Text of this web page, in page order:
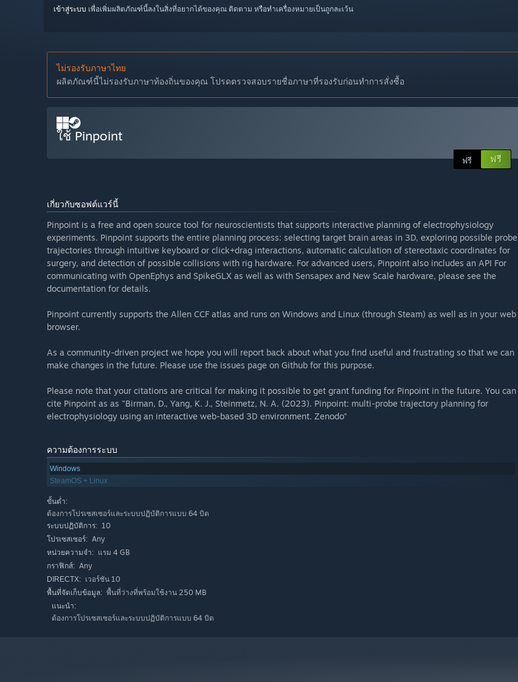
เข้าสู่ระบบ เพื่อเพิ่มผลิตภัณฑ์นี้ลงในสิ่งที่อยากได้ของคุณ ติดตาม หรือทำเครื่องหมายเป็นถูกละเว้น
ไม่รองรับภาษาไทย
ผลิตภัณฑ์นี้ไม่รองรับภาษาท้องถิ่นของคุณ โปรดตรวจสอบรายชื่อภาษาที่รองรับก่อนทำการสั่งซื้อ
ใช้ Pinpoint
ฟรี ฟรี
เกี่ยวกับซอฟต์แวร์นี้
Pinpoint is a free and open source tool for neuroscientists that supports interactive planning of electrophysiology
experiments. Pinpoint supports the entire planning process: selecting target brain areas in 3D, exploring possible probe
trajectories through intuitive keyboard or click+drag interactions, automatic calculation of stereotaxic coordinates for
surgery, and detection of possible collisions with rig hardware. For advanced users, Pinpoint also includes an API For
communicating with OpenEphys and SpikeGLX as well as with Sensapex and New Scale hardware, please see the
documentation for details.
Pinpoint currently supports the Allen CCF atlas and runs on Windows and Linux (through Steam) as well as in your web
browser.
As a community-driven project we hope you will report back about what you find useful and frustrating so that we can
make changes in the future. Please use the issues page on Github for this purpose.
Please note that your citations are critical for making it possible to get grant funding for Pinpoint in the future. You can
cite Pinpoint as as "Birman, D., Yang, K. J., Steinmetz, N. A. (2023). Pinpoint: multi-probe trajectory planning for
electrophysiology using an interactive web-based 3D environment. Zenodo"
ความต้องการระบบ
Windows
SteamOS + Linux
ขั้นต่ำ:
ต้องการโปรเซสเซอร์และระบบปฏิบัติการแบบ 64 บิต
ระบบปฏิบัติการ: 10
โปรเซสเซอร์: Any
หน่วยความจำ: แรม 4 GB
กราฟิกส์: Any
DIRECTX: เวอร์ชัน 10
พื้นที่จัดเก็บข้อมูล: พื้นที่ว่างที่พร้อมใช้งาน 250 MB
แนะนำ:
ต้องการโปรเซสเซอร์และระบบปฏิบัติการแบบ 64 บิต